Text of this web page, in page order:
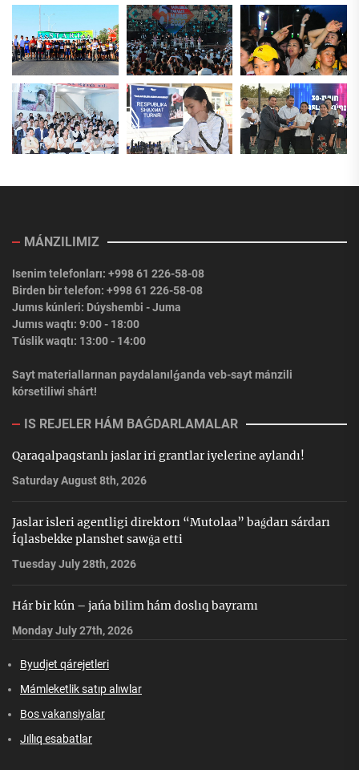
MÁNZILIMIZ
Isenim telefonları: +998 61 226-58-08
Birden bir telefon: +998 61 226-58-08
Jumıs kúnleri: Dúyshembi - Juma
Jumıs waqtı: 9:00 - 18:00
Túslik waqtı: 13:00 - 14:00
Sayt materiallarınan paydalanılǵanda veb-sayt mánzili
kórsetiliwi shárt!
IS REJELER HÁM BAǴDARLAMALAR
Qaraqalpaqstanlı jaslar iri grantlar iyelerine aylandı!
Saturday August 8th, 2026
Jaslar isleri agentligi direktorı “Mutolaa” baǵdarı sárdarı
Íqlasbekke planshet sawǵa etti
Tuesday July 28th, 2026
Hár bir kún – jańa bilim hám doslıq bayramı
Monday July 27th, 2026
Byudjet qárejetleri
Mámleketlik satıp alıwlar
Bos vakansiyalar
Jıllıq esabatlar